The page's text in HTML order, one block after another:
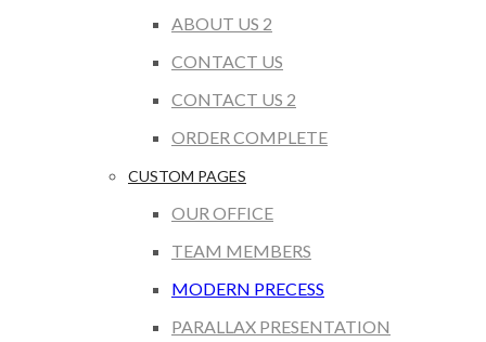
ABOUT US 2
CONTACT US
CONTACT US 2
ORDER COMPLETE
CUSTOM PAGES
OUR OFFICE
TEAM MEMBERS
MODERN PRECESS
PARALLAX PRESENTATION